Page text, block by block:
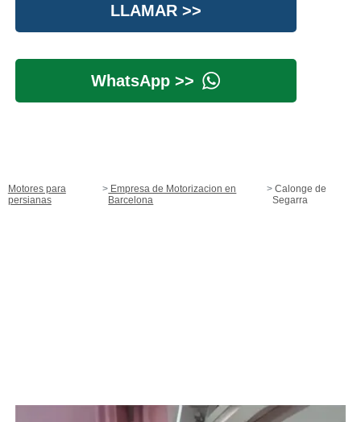
LLAMAR >>
WhatsApp >>
Motores para
persianas
Empresa de Motorizacion en
Barcelona
Calonge de
Segarra